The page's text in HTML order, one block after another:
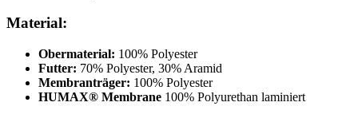
Material:
Obermaterial: 100% Polyester
Futter: 70% Polyester, 30% Aramid
Membranträger: 100% Polyester
HUMAX® Membrane 100% Polyurethan laminiert